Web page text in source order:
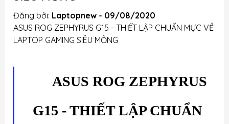
Đăng bởi: Laptopnew - 09/08/2020
ASUS ROG ZEPHYRUS G15 - THIẾT LẬP CHUẨN MỰC VỀ
LAPTOP GAMING SIÊU MỎNG
ASUS ROG ZEPHYRUS
G15 - THIẾT LẬP CHUẨN